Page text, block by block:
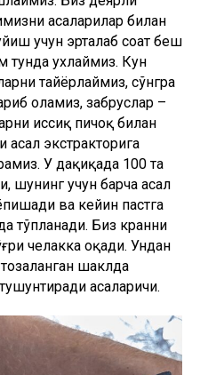
асал экстракторига
У дақиқада 100 та
шунинг учун барча асал
ва кейин пастга
тўпланади. Биз кранни
челакка оқади. Ундан
шаклда
асаларичи.